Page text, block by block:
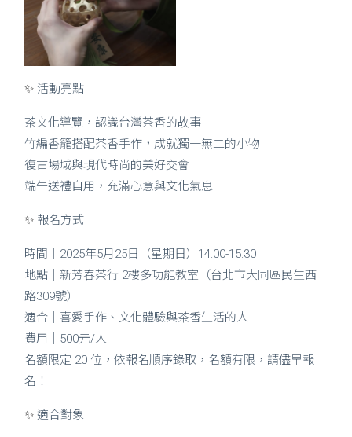
✨ 活動亮點
茶文化導覽，認識台灣茶香的故事
竹編香籠搭配茶香手作，成就獨一無二的小物
復古場域與現代時尚的美好交會
端午送禮自用，充滿心意與文化氣息
✨ 報名方式
時間｜2025年5月25日（星期日）14:00-15:30
地點｜新芳春茶行 2樓多功能教室（台北市大同區民生西
路309號）
適合｜喜愛手作、文化體驗與茶香生活的人
費用｜500元/人
名額限定 20 位，依報名順序錄取，名額有限，請儘早報
名！
✨ 適合對象